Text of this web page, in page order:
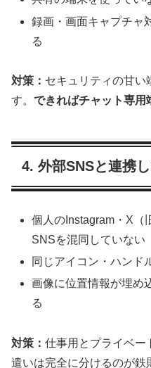
録画・画面キャプチャ
る
対策： セキュリティの甘い
す。 できればチャット専用
4. 外部SNSと連携
個人のInstagram・X（
SNSを混同していない
同じアイコン・ハンド
画像に位置情報が埋め
る
対策： 仕事用とプライベー
遣いは完全に分けるのが鉄